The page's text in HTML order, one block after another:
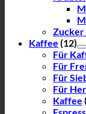
Zucker
Kaffee (12)
Für
Für
Für
Für
Kaffee